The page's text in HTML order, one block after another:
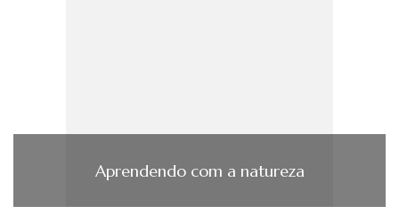
Aprendendo com a natureza